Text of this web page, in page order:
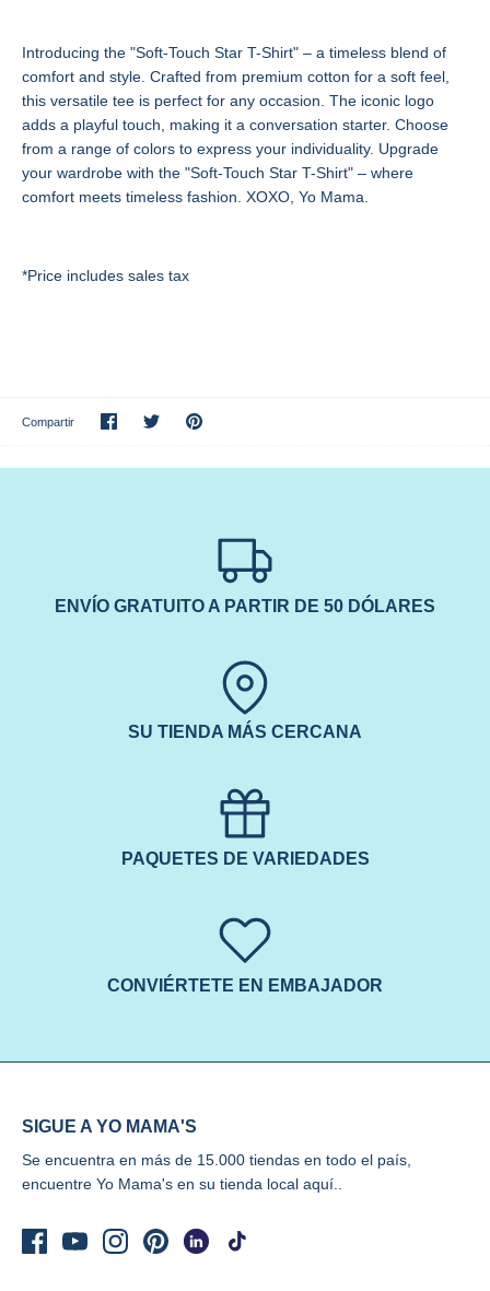
Introducing the "Soft-Touch Star T-Shirt" – a timeless blend of
comfort and style. Crafted from premium cotton for a soft feel,
this versatile tee is perfect for any occasion. The iconic logo
adds a playful touch, making it a conversation starter. Choose
from a range of colors to express your individuality. Upgrade
your wardrobe with the "Soft-Touch Star T-Shirt" – where
comfort meets timeless fashion. XOXO, Yo Mama.
*Price includes sales tax
Compartir CompartirTuitearHacer
ENVÍO GRATUITO A PARTIR DE 50 DÓLARES
SU TIENDA MÁS CERCANA
PAQUETES DE VARIEDADES
CONVIÉRTETE EN EMBAJADOR
SIGUE A YO MAMA'S
Se encuentra en más de 15.000 tiendas en todo el país,
encuentre Yo Mama's en su tienda local aquí..